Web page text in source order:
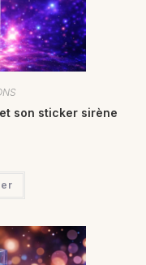
son sticker sirène